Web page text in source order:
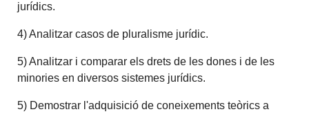
jurídics.
4) Analitzar casos de pluralisme jurídic.
5) Analitzar i comparar els drets de les dones i de les
minories en diversos sistemes jurídics.
5) Demostrar l'adquisició de coneixements teòrics a